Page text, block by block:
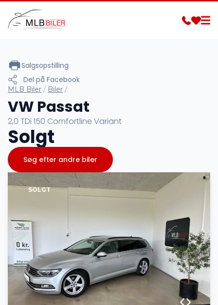
SOLGT
Salgsopstilling
Del på Facebook
MLB Biler / Biler /
VW Passat
2,0 TDi 150 Comfortline Variant
Solgt
Søg efter andre biler